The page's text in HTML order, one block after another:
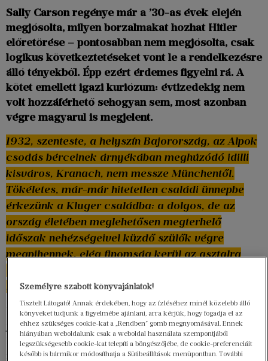
Sally Carson regénye már a ’30-as évek elején
megjósolta, milyen borzalmakat hozhat Hitler
előretörése – pontosabban nem megjósolta, csak
logikus következtetéseket vont le a rendelkezésre
álló tényekből. Épp ezért érdemes figyelni rá. A
kötet emellett igazi kuriózum: évtizedekig nem
volt hozzáférhető sehogyan sem, most azonban
végre magyarul is megjelent.
1932, szenteste, a helyszín Bajorország, az Alpok
csodás bérceinek árnyékában meghúzódó idilli
kisváros, Kranach, nem messze Münchentől.
Tökéletes, már-már hitetetlen családi ünnepbe
érkezünk a Kluger családba: a dolgos, de az
ország életében meglehetősen megterhelő
időszak nehézségeivel küzdő szülők végre
megpihennek, elég finomság kerül az asztalra
hétköznapjainak egyre fokozódó nehézségeit.
Leányuk, Lexa hamarosan férjhez megy egy
jóravaló, nagy jövő előtt álló sebészfiúhoz, fiaik,
Helmy és Erich jókedvűek, egyikük azért, mert
ilyen a természete, és a másikuk is képes erre az
Személyre szabott könyvajánlatok!
Tisztelt Látogató! Annak érdekében, hogy az ízléséhez minél közelebb álló
könyveket tudjunk a figyelmébe ajánlani, arra kérjük, hogy fogadja el az
ehhez szükséges cookie-kat a „Rendben” gomb megnyomásával. Ennek
hiányában weboldalunk csak a weboldal használata szempontjából
legszükségesebb cookie-kat telepíti a böngészőjébe, de cookie-preferenciáit
később is bármikor módosíthatja a Sütibeállítások menüpontban. További